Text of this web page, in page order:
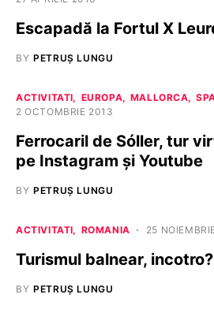
Escapadă la Fortul X
BY PETRUȘ LUNGU
ACTIVITATI EUROPA MALLORCA
2 OCTOMBRIE 2013
Ferrocaril de Sóller, tur
pe Instagram și Youtube
BY PETRUȘ LUNGU
ACTIVITATI ROMANIA 25
Turismul balnear, incotro?
BY PETRUȘ LUNGU